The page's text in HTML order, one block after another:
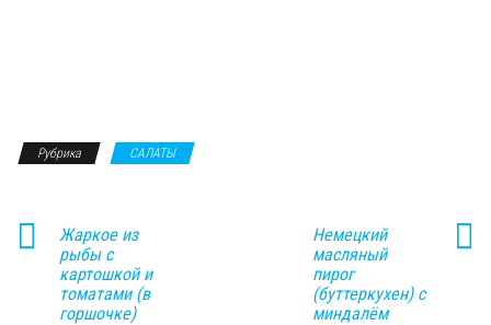
Рубрика САЛАТЫ
Жаркое из
рыбы с
картошкой и
томатами (в
горшочке)
Немецкий
масляный
пирог
(буттеркухен) с
миндалём